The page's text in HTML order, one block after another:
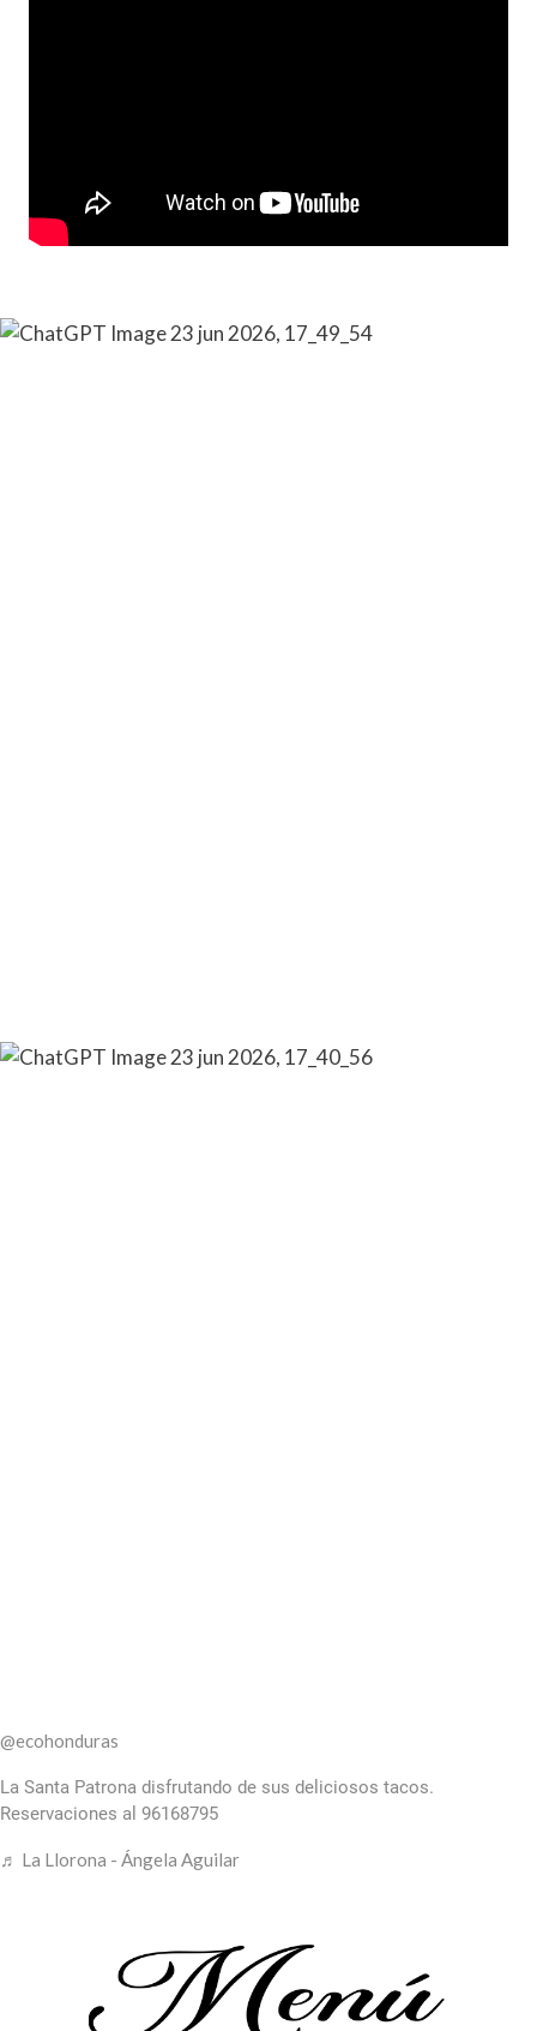
@ecohonduras
La Santa Patrona disfrutando de sus deliciosos tacos.
Reservaciones al 96168795
♬ La Llorona - Ángela Aguilar